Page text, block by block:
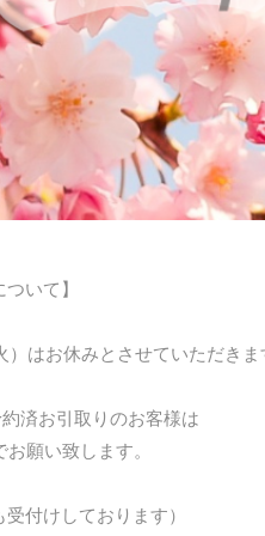
いて】
）はお休みとさせていただきま
済お引取りのお客様は
願い致します。
付けしております）